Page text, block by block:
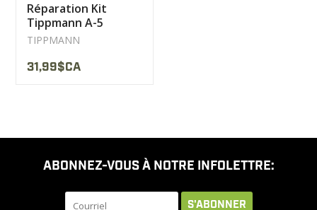
NOUVEAUTÉS
Réparation Kit
Tippmann A-5
Paintball
TIPPMANN
31,99$CA
ABONNEZ-VOUS À NOTRE INFOLETTRE:
S'ABONNER